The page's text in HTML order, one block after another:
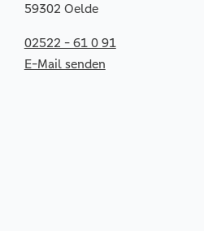
59302 Oelde
02522 - 61 0 91
E-Mail senden